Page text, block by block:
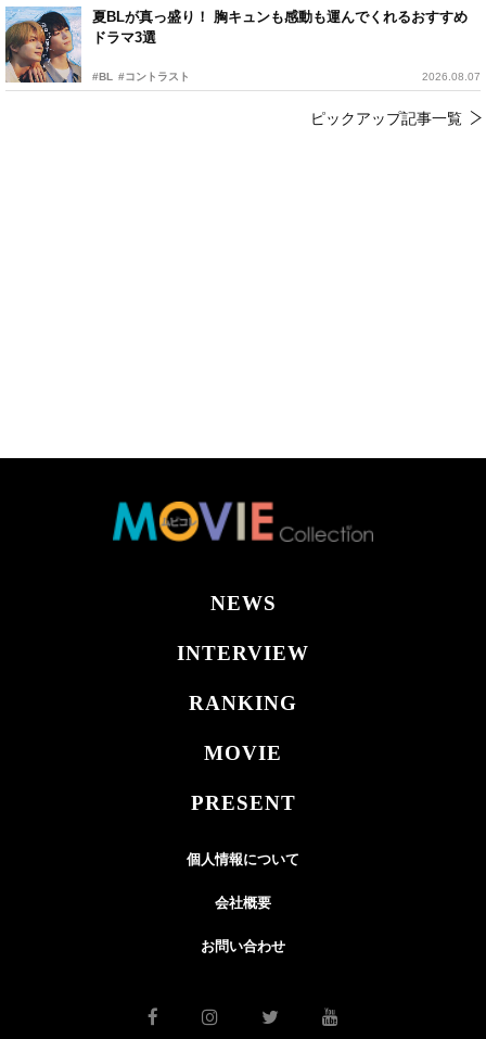
夏BLが真っ盛り！ 胸キュンも感動も運んでくれるおすすめ
ドラマ3選
#BL #コントラスト 2026.08.07
ピックアップ記事一覧
NEWS
INTERVIEW
RANKING
MOVIE
PRESENT
個人情報について
会社概要
お問い合わせ